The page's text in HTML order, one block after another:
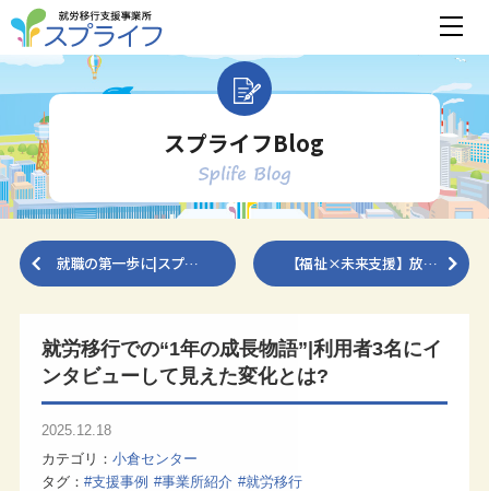
スプライフBlog
就職の第一歩に|スプ… 【福祉×未来支援】放…
就労移行での“1年の成長物語”|利用者3名にイ
ンタビューして見えた変化とは?
2025.12.18
カテゴリ
小倉センター
タグ
#支援事例 #事業所紹介 #就労移行